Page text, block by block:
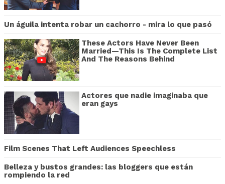
Un águila intenta robar un cachorro - mira lo que pasó
These Actors Have Never Been
Married—This Is The Complete List
And The Reasons Behind
Actores que nadie imaginaba que
eran gays
Film Scenes That Left Audiences Speechless
Belleza y bustos grandes: las bloggers que están
rompiendo la red